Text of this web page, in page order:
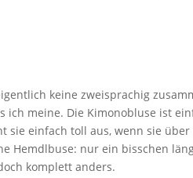
keine zweisprachig
meine. Die Kimonobluse ist
sie einfach toll aus, wenn sie
Hemdlbuse: nur ein bisschen
komplett anders.